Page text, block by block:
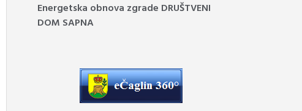
Energetska obnova zgrade DRUŠTVENI
DOM SAPNA